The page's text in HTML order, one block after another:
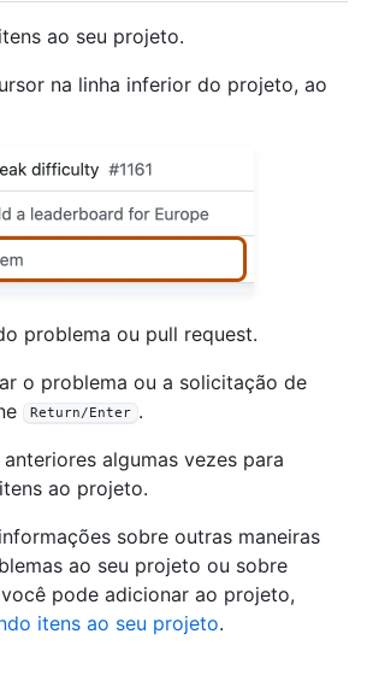
ao seu projeto.
na linha inferior do projeto, ao
problema ou pull request.
o problema ou a solicitação de
Return/Enter .
algumas vezes para
ao projeto.
sobre outras maneiras
ao seu projeto ou sobre
pode adicionar ao projeto,
itens ao seu projeto.